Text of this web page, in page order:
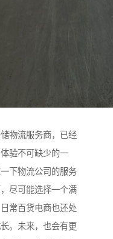
物流服务商，已经
验不可缺少的一
下物流公司的服务
尽可能选择一个满
常百货电商也还处
。未来，也会有更